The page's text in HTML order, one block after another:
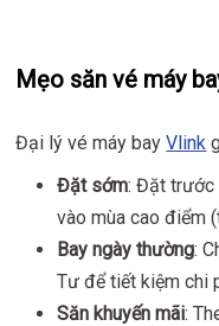
Mẹo săn vé máy
Đại lý vé máy bayVlink
Đặt sớm: Đặt trước
vào mùa cao điểm
Bay ngày thường:
Tư để tiết kiệm chi
Săn khuyến mãi: